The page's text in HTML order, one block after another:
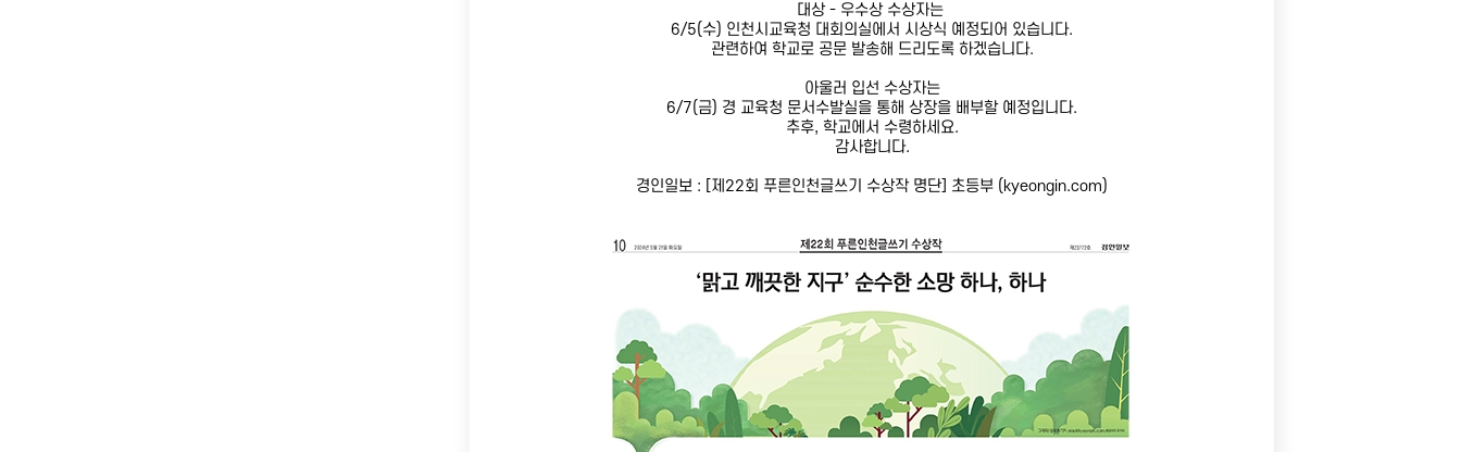
대상 - 우수상 수상자는
6/5(수) 인천시교육청 대회의실에서 시상식 예정되어 있습니다.
관련하여 학교로 공문 발송해 드리도록 하겠습니다.
아울러 입선 수상자는
6/7(금) 경 교육청 문서수발실을 통해 상장을 배부할 예정입니다.
추후, 학교에서 수령하세요.
감사합니다.
경인일보 : [제22회 푸른인천글쓰기 수상작 명단] 초등부 (kyeongin.com)